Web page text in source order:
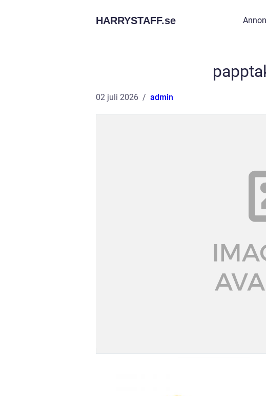
HARRYSTAFF.se
02 juli 2026 admin